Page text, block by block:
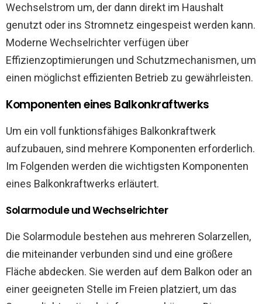
Wechselstrom um, der dann direkt im Haushalt
genutzt oder ins Stromnetz eingespeist werden kann.
Moderne Wechselrichter verfügen über
Effizienzoptimierungen und Schutzmechanismen, um
einen möglichst effizienten Betrieb zu gewährleisten.
Komponenten eines Balkonkraftwerks
Um ein voll funktionsfähiges Balkonkraftwerk
aufzubauen, sind mehrere Komponenten erforderlich.
Im Folgenden werden die wichtigsten Komponenten
eines Balkonkraftwerks erläutert.
Solarmodule und Wechselrichter
Die Solarmodule bestehen aus mehreren Solarzellen,
die miteinander verbunden sind und eine größere
Fläche abdecken. Sie werden auf dem Balkon oder an
einer geeigneten Stelle im Freien platziert, um das